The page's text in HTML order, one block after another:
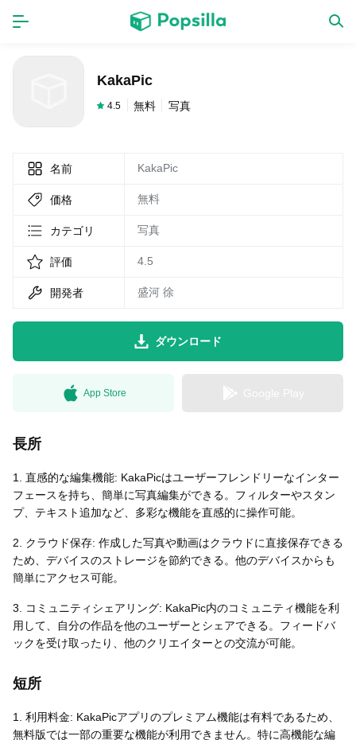
LINE無料スタンプ
無料猫ミーム
KakaPic
4.5 無料 写真
名前 KakaPic
価格 無料
カテゴリ 写真
評価 4.5
開発者 盛河 徐
ダウンロード
App Store
長所
1. 直感的な編集機能: KakaPicはユーザーフレンドリーなインター
フェースを持ち、簡単に写真編集ができる。フィルターやスタン
プ、テキスト追加など、多彩な機能を直感的に操作可能。
2. クラウド保存: 作成した写真や動画はクラウドに直接保存できる
ため、デバイスのストレージを節約できる。他のデバイスからも
簡単にアクセス可能。
3. コミュニティシェアリング: KakaPic内のコミュニティ機能を利
用して、自分の作品を他のユーザーとシェアできる。フィードバ
ックを受け取ったり、他のクリエイターとの交流が可能。
短所
1. 利用料金: KakaPicアプリのプレミアム機能は有料であるため、
無料版では一部の重要な機能が利用できません。特に高機能な編